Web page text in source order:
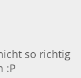
so richtig
:P